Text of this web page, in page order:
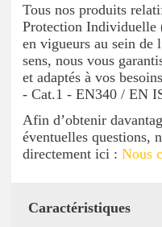
Tous nos produits
Protection Individuelle
en vigueurs au sein de
sens, nous vous
et adaptés à vos
- Cat.1 - EN340 / EN
Afin d’obtenir
éventuelles questions,
directement ici : Nous
Caractéristiques